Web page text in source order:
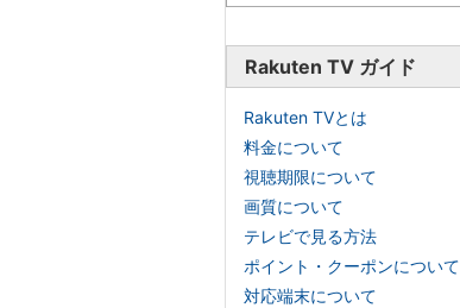
Rakuten TV ガイド
Rakuten TVとは
料金について
視聴期限について
画質について
テレビで見る方法
ポイント・クーポンについて
対応端末について